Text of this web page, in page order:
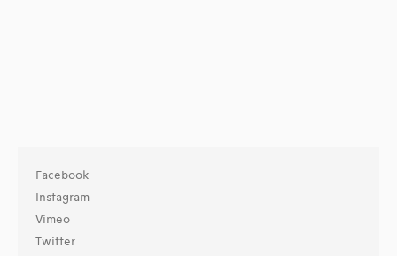
Facebook
Instagram
Vimeo
Twitter